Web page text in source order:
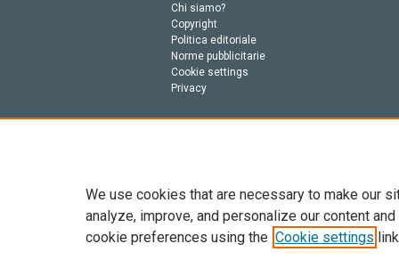
Chi siamo?
Copyright
Politica editoriale
Norme pubblicitarie
Cookie settings
Privacy
Tutto il contenuto di questo sito: Copyright ©
We use cookies that are necessary to make our
analyze, improve, and personalize our content
cookie preferences using the Cookie settings